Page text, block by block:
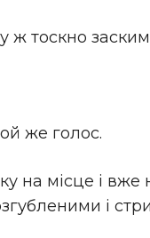
ж тоскно
же голос.
місце і вже
і